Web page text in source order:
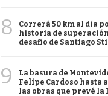
8
Correrá 50 km al día
historia de
desafío de Santiago
9
La basura de
Felipe Cardoso hasta
las obras que prevé la